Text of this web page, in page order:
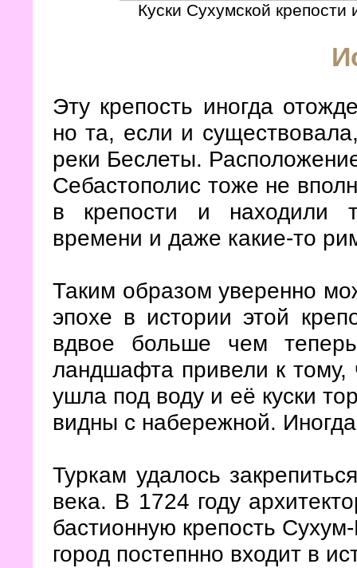
Куски Сухумской крепости
Эту крепость иногда
но та, если и
реки Беслеты.
Себастополис тоже не
в крепости и находили
времени и даже какие-то
Таким образом уверенно
эпохе в истории этой
вдвое больше чем
ландшафта привели к тому,
ушла под воду и её куски
видны с набережной.
Туркам удалось
века. В 1724 году
бастионную крепость
город постепнно входит в